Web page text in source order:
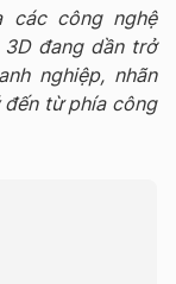
các công nghệ
đang dần trở
nghiệp, nhãn
đến từ phía công